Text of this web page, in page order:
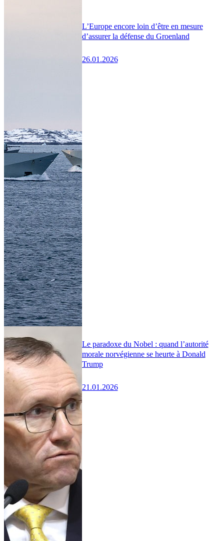
L’Europe encore loin d’être en mesure
d’assurer la défense du Groenland
26.01.2026
Le paradoxe du Nobel : quand l’autorité
morale norvégienne se heurte à Donald
Trump
21.01.2026